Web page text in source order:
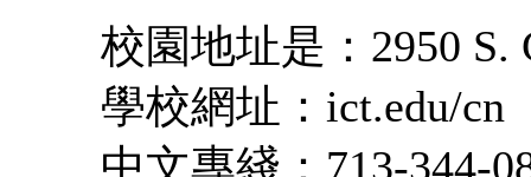
校園地址是： 2950 S.
學校網址： ict.edu/cn
中文專綫： 713-344-